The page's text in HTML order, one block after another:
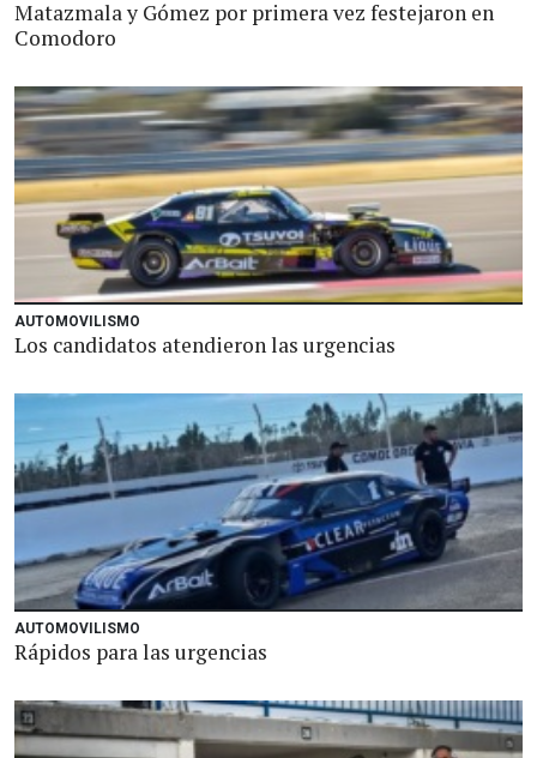
Matazmala y Gómez por primera vez festejaron en
Comodoro
AUTOMOVILISMO
Los candidatos atendieron las urgencias
AUTOMOVILISMO
Rápidos para las urgencias